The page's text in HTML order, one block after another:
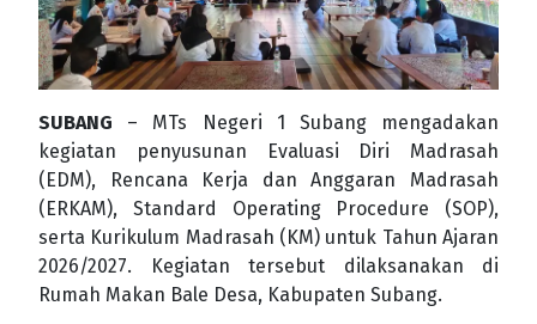
SUBANG – MTs Negeri 1 Subang mengadakan
kegiatan penyusunan Evaluasi Diri Madrasah
(EDM), Rencana Kerja dan Anggaran Madrasah
(ERKAM), Standard Operating Procedure (SOP),
serta Kurikulum Madrasah (KM) untuk Tahun Ajaran
2026/2027. Kegiatan tersebut dilaksanakan di
Rumah Makan Bale Desa, Kabupaten Subang.